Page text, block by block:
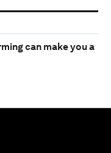
can make you a